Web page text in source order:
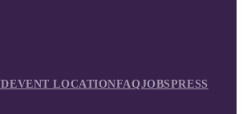
EVENT LOCATIONFAQJOBSPRESS